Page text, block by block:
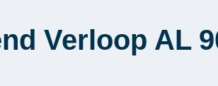
Verloop AL